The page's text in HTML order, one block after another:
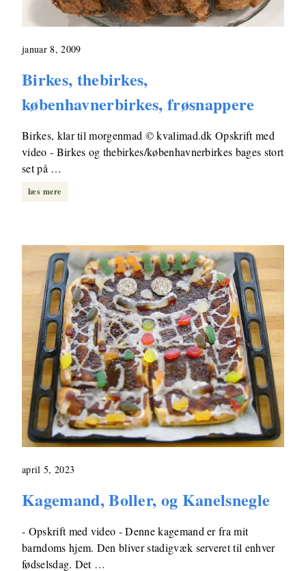
januar 8, 2009
Birkes, thebirkes,
københavnerbirkes, frøsnappere
Birkes, klar til morgenmad © kvalimad.dk Opskrift med
video - Birkes og thebirkes/københavnerbirkes bages stort
set på …
læs mere
april 5, 2023
Kagemand, Boller, og Kanelsnegle
- Opskrift med video - Denne kagemand er fra mit
barndoms hjem. Den bliver stadigvæk serveret til enhver
fødselsdag. Det …